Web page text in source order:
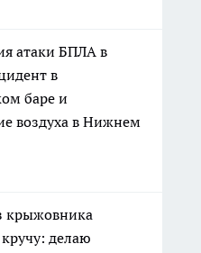
атаки БПЛА в
в
баре и
воздуха в Нижнем
крыжовника
делаю